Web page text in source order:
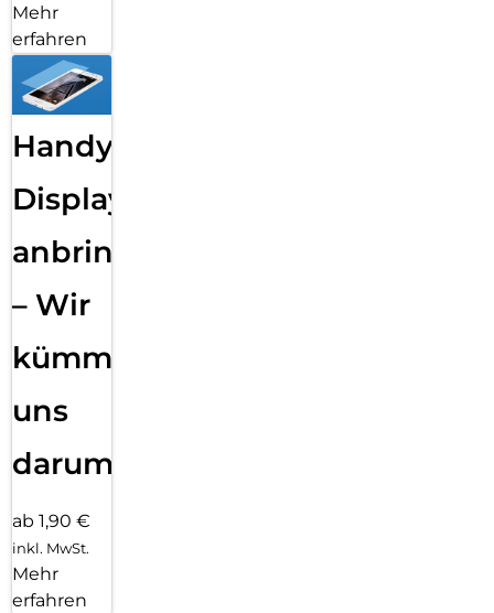
Mehr
erfahren
Handy
Displayfolie
anbringen
– Wir
kümmern
uns
darum!
ab 1,90 €
inkl. MwSt.
Mehr
erfahren